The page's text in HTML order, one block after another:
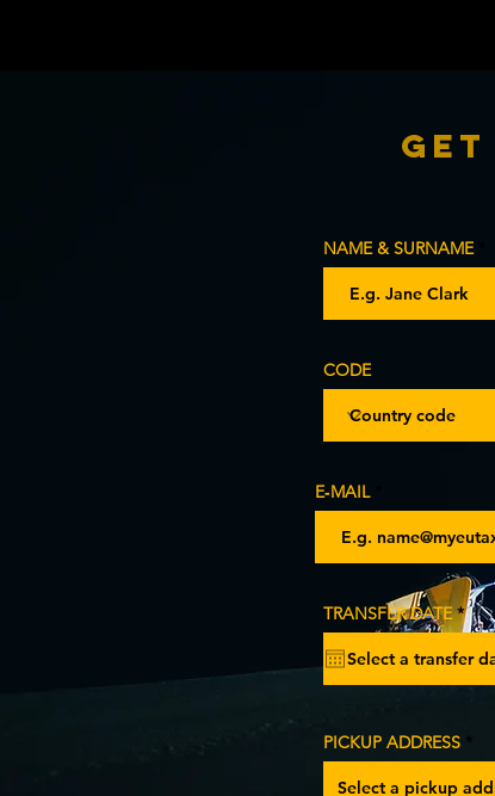
NAME & SURNAME
CODE
E‑MAIL
TRANSFER DATE *r
e
u
PICKUP ADDRESS